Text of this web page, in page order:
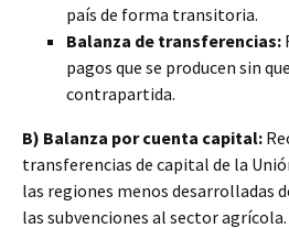
país de forma transitoria.
Balanza de transferencias:
pagos que se producen sin
contrapartida.
B) Balanza por cuenta capital:
transferencias de capital de la
las regiones menos desarrolladas
las subvenciones al sector agrícola.